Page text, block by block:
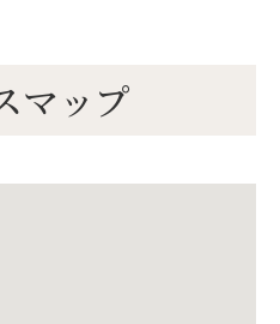
マップ